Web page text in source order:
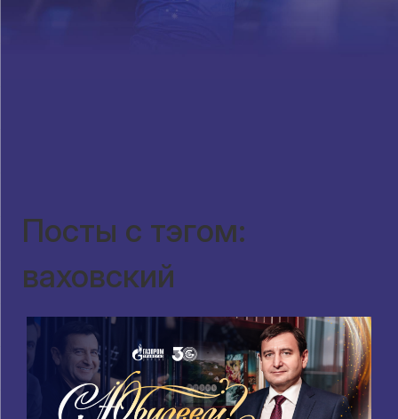
Посты с тэгом:
ваховский